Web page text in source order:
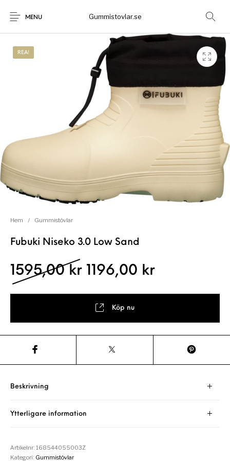
MENU Gummistovlar.se
Rea!
Okategoriserad
REA!
Hem / Gummistövlar
Fubuki Niseko 3.0 Low Sand
1595,00 kr Det ursprungliga
1196,00 krDet
Köp nu
Beskrivning
Ytterligare information
Artikelnr:168544055003Z
Kategori: Gummistövlar